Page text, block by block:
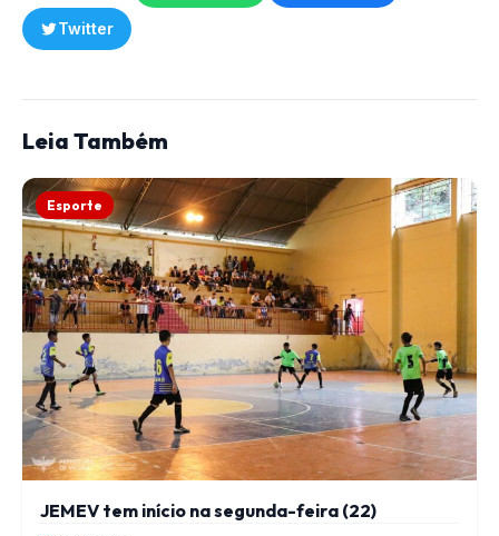
Twitter
Leia Também
Esporte
JEMEV tem início na segunda-feira (22)